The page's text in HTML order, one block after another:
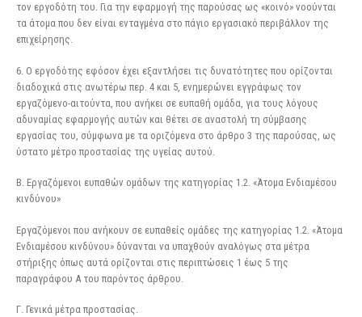
τον εργοδότη του. Για την εφαρμογή της παρούσας ως «κοινό» νοούνται
τα άτομα που δεν είναι ενταγμένα στο πάγιο εργασιακό περιβάλλον της
επιχείρησης.
6. Ο εργοδότης εφόσον έχει εξαντλήσει τις δυνατότητες που ορίζονται
διαδοχικά στις ανωτέρω περ. 4 και 5, ενημερώνει εγγράφως τον
εργαζόμενο-αιτούντα, που ανήκει σε ευπαθή ομάδα, για τους λόγους
αδυναμίας εφαρμογής αυτών και θέτει σε αναστολή τη σύμβασης
εργασίας του, σύμφωνα με τα οριζόμενα στο άρθρο 3 της παρούσας, ως
ύστατο μέτρο προστασίας της υγείας αυτού.
Β. Εργαζόμενοι ευπαθών ομάδων της κατηγορίας 1.2. «Άτομα Ενδιαμέσου
κινδύνου»
Εργαζόμενοι που ανήκουν σε ευπαθείς ομάδες της κατηγορίας 1.2. «Άτομα
Ενδιαμέσου κινδύνου» δύνανται να υπαχθούν αναλόγως στα μέτρα
στήριξης όπως αυτά ορίζονται στις περιπτώσεις 1 έως 5 της
παραγράφου Α του παρόντος άρθρου.
Γ. Γενικά μέτρα προστασίας.